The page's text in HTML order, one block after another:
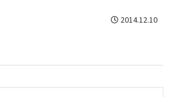
2014.12.10